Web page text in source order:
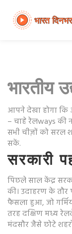
भारतीय
आपने देखा होगा कि
– चाहे रेलways की
सभी चीज़ों को सरल
सकें.
सरकारी
पिछले साल केंद्र
की। उदाहरण के तौर
फैसला हुआ, जो
तरह दक्षिण मध्य
मंदसौर जैसे छोटे